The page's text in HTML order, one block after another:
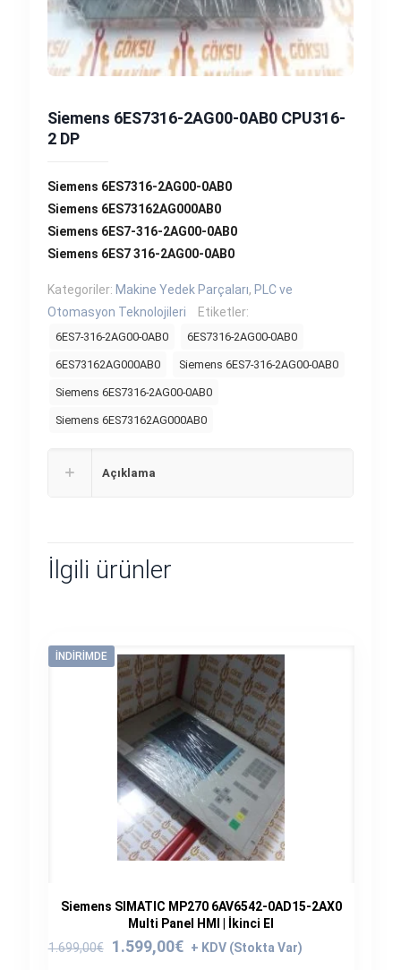
Siemens 6ES7316-2AG00-0AB0 CPU316-
2 DP
Siemens 6ES7316-2AG00-0AB0
Siemens 6ES73162AG000AB0
Siemens 6ES7-316-2AG00-0AB0
Siemens 6ES7 316-2AG00-0AB0
Kategoriler: Makine Yedek Parçaları, PLC ve
Otomasyon Teknolojileri
Etiketler:
6ES7-316-2AG00-0AB0 6ES7316-2AG00-0AB0
6ES73162AG000AB0 Siemens 6ES7-316-2AG00-0AB0
Siemens 6ES7316-2AG00-0AB0
Siemens 6ES73162AG000AB0
Açıklama
İlgili ürünler
İNDIRIMDE
Siemens SIMATIC MP270 6AV6542-0AD15-2AX0
Multi Panel HMI | İkinci El
1.699,00€
Orijinal
1.599,00€
Şu